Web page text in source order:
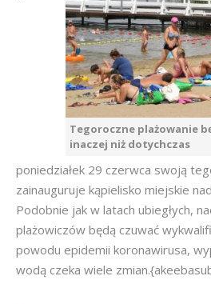
Tegoroczne plażowanie
inaczej niż dotychczas
poniedziałek 29 czerwca swoją
zainauguruje kąpielisko miejskie
Podobnie jak w latach ubiegłych,
plażowiczów będą czuwać
powodu epidemii koronawirusa,
wodą czeka wiele